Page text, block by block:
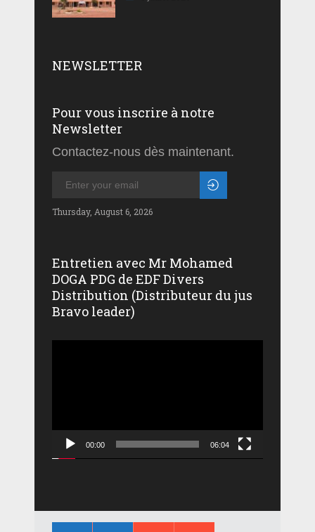
NEWSLETTER
Pour vous inscrire à notre
Newsletter
Contactez-nous dès maintenant.
Thursday, August 6, 2026
Entretien avec Mr Mohamed
DOGA PDG de EDF Divers
Distribution (Distributeur du jus
Bravo leader)
00:00 06:04